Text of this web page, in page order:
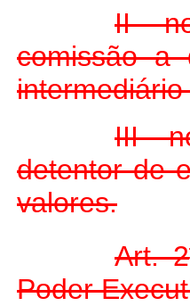
II -
comissão a
III -
detentor de
valores.
Art. 2
Poder